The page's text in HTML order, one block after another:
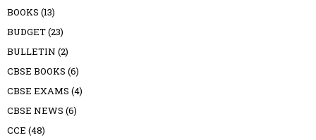
BOOKS (13)
BUDGET(23)
BULLETIN (2)
CBSE BOOKS (6)
CBSE EXAMS (4)
CBSE NEWS (6)
CCE (48)